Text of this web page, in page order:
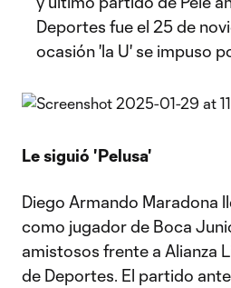
Deportes fue el 25 de
ocasión 'la U' se impuso
Le siguió 'Pelusa'
Diego Armando Maradona
como jugador de Boca
amistosos frente a Alianza
de Deportes. El partido